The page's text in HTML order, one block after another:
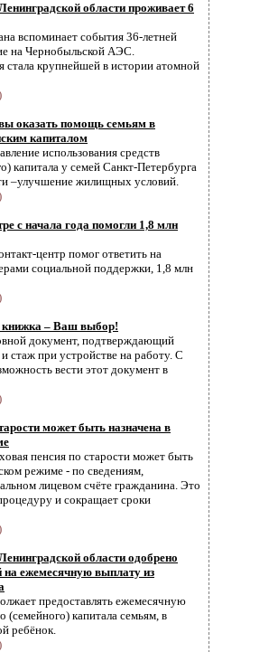
области проживает 6
вспоминает события 36-летней
на Чернобыльской АЭС.
стала крупнейшей в истории атомной
оказать помощь семьям в
капиталом
использования средств
капитала у семей Санкт-Петербурга
–улучшение жилищных условий.
с начала года помогли 1,8 млн
центр помог ответить на
социальной поддержки, 1,8 млн
книжка – Ваш выбор!
документ, подтверждающий
стаж при устройстве на работу. С
вести этот документ в
может быть назначена в
пенсия по старости может быть
режиме - по сведениям,
лицевом счёте гражданина. Это
и сокращает сроки
области одобрено
на ежемесячную выплату из
предоставлять ежемесячную
(семейного) капитала семьям, в
ребёнок.